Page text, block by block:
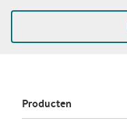
Producten